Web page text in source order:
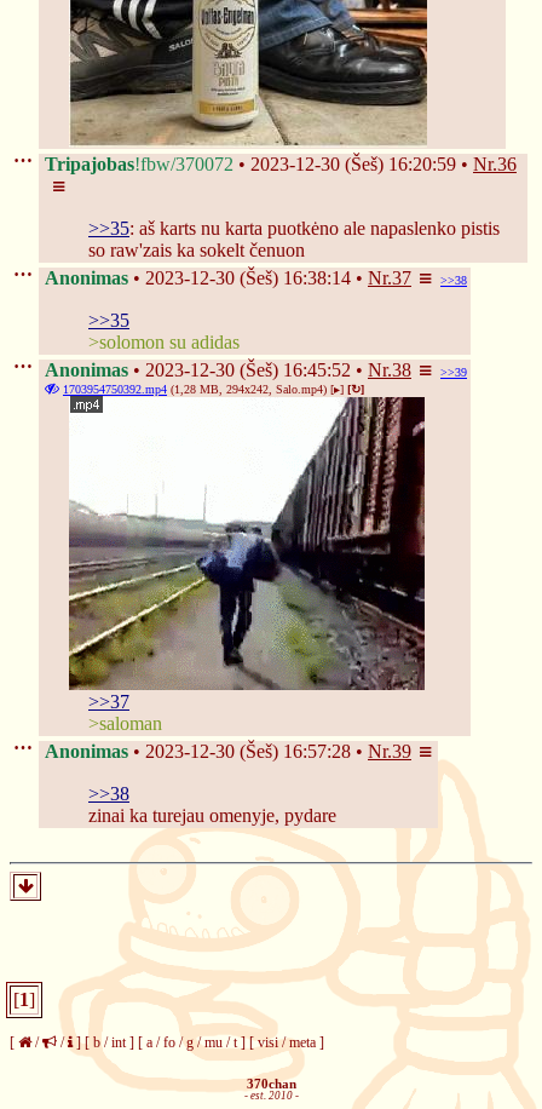
Tripajobas!fbw/370072 2023-12-30 (Šeš) 16:20:59 Nr.36
>>35: aš karts nu karta puotkėno ale napaslenko pistis
so raw'zais ka sokelt čenuon
Anonimas
2023-12-30 (Šeš) 16:38:14 Nr.37 >>38
>>35
>solomon su adidas
Anonimas
2023-12-30 (Šeš) 16:45:52 Nr.38
>>39
1703954750392.mp4 (1,28 MB, 294x242, Salo.mp4) [▸] [↻]
>>37
>saloman
Anonimas
2023-12-30 (Šeš) 16:57:28 Nr.39
>>38
zinai ka turejau omenyje, pydare
[1]
[ / / ] [ b /int] [ a /fo /g /mu /t] [visi/meta ]
370chan
- est. 2010 -